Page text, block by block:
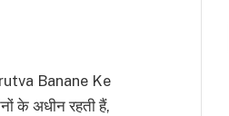
Banane Ke
के अधीन रहती हैं,